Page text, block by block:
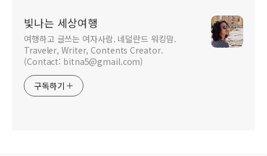
빛나는 세상여행
여행하고 글쓰는 여자사람. 네덜란드 워킹맘.
Traveler, Writer, Contents Creator.
(Contact: bitna5@gmail.com)
구독하기